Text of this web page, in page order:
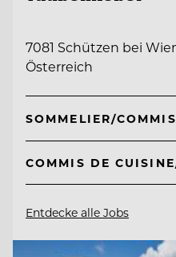
7081 Schützen bei
Österreich
SOMMELIER/
COMMIS DE
Entdecke alle Jobs